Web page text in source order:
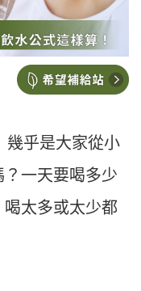
幾乎是大家從小
一天要喝多少
太多或太少都